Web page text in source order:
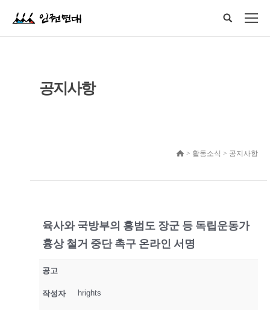
공지사항
> 활동소식 > 공지사항
육사와 국방부의 홍범도 장군 등 독립운동가
흉상 철거 중단 촉구 온라인 서명
공고
작성자 hrights